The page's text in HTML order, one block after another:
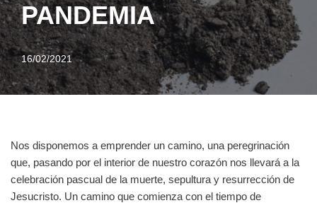
PANDEMIA
16/02/2021
Nos disponemos a emprender un camino, una peregrinación
que, pasando por el interior de nuestro corazón nos llevará a la
celebración pascual de la muerte, sepultura y resurrección de
Jesucristo. Un camino que comienza con el tiempo de